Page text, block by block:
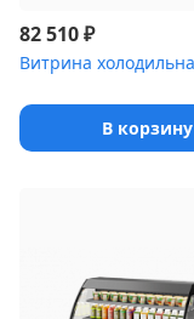
82 510₽
В корзину